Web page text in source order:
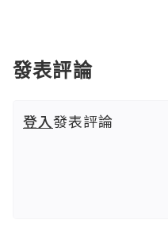
發表評論
登入發表評論